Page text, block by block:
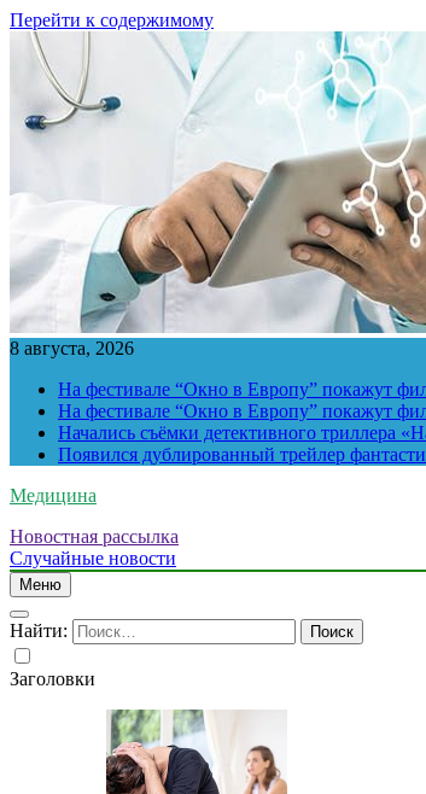
Перейти к содержимому
8 августа, 2026
На фестивале “Окно в Европу” покажут
На фестивале “Окно в Европу” покажут
Начались съёмки детективного триллера
Появился дублированный трейлер
Медицина
Новостная рассылка
Случайные новости
Меню
Найти:
Заголовки